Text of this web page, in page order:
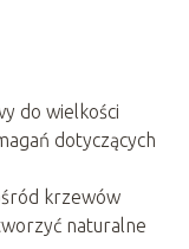
do wielkości
dotyczących
krzewów
naturalne